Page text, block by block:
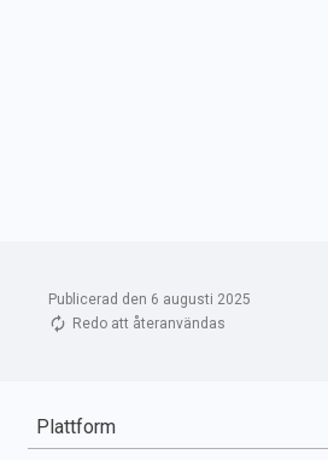
Publicerad den 6 augusti 2025
Redo att återanvändas
Plattform